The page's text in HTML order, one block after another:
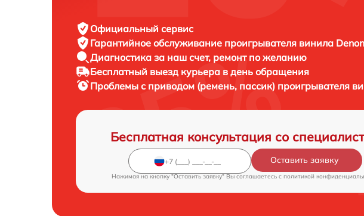
Официальный сервис
Гарантийное обслуживание проигрывателя винила
Диагностика за наш счет, ремонт по желанию
Бесплатный выезд курьера в день обращения
Проблемы с приводом (ремень, пассик) проигрывателя
Бесплатная консультация со
Оставить заявку
Нажимая на кнопку "Оставить заявку" Вы соглашаетесь c политикой